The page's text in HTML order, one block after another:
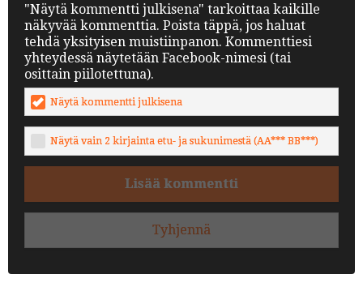
"Näytä kommentti julkisena" tarkoittaa kaikille
näkyvää kommenttia. Poista täppä, jos haluat
tehdä yksityisen muistiinpanon. Kommenttiesi
yhteydessä näytetään Facebook-nimesi (tai
osittain piilotettuna).
Näytä kommentti julkisena
Näytä vain 2 kirjainta etu- ja sukunimestä (AA*** BB***)
Lisää kommentti
Tyhjennä